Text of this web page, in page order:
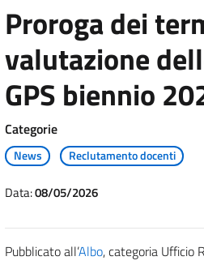
Proroga dei
valutazione
GPS biennio
Categorie
News Reclutamento docenti
Data:08/05/2026
Pubblicato all’Albo, categoria Ufficio